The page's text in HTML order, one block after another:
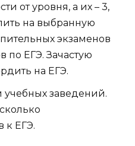
от уровня, а их – 3,
на выбранную
экзаменов
по ЕГЭ. Зачастую
на ЕГЭ.
заведений.
к ЕГЭ.